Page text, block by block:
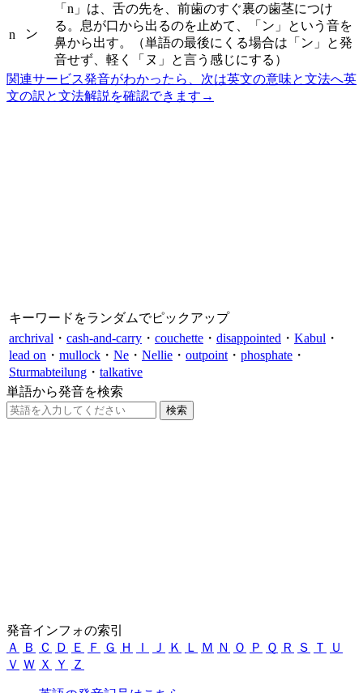
n ン
「n」は、舌の先を、前歯のすぐ裏の歯茎につけ
る。息が口から出るのを止めて、「ン」という音を
鼻から出す。（単語の最後にくる場合は「ン」と発
音せず、軽く「ヌ」と言う感じにする）
関連サービス発音がわかったら、次は英文の意味と文法へ英
文の訳と文法解説を確認できます →
キーワードをランダムでピックアップ
archrival ・ cash-and-carry ・ couchette ・ disappointed ・ Kabul ・
lead on ・ mullock ・ Ne ・ Nellie ・ outpoint ・ phosphate ・
Sturmabteilung ・ talkative
単語から発音を検索
発音インフォの索引
Ａ
Ｂ Ｃ Ｄ Ｅ Ｆ Ｇ Ｈ Ｉ Ｊ Ｋ Ｌ Ｍ Ｎ Ｏ Ｐ Ｑ Ｒ Ｓ Ｔ
Ｕ
Ｖ Ｗ Ｘ Ｙ Ｚ